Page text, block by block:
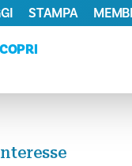
STAMPA